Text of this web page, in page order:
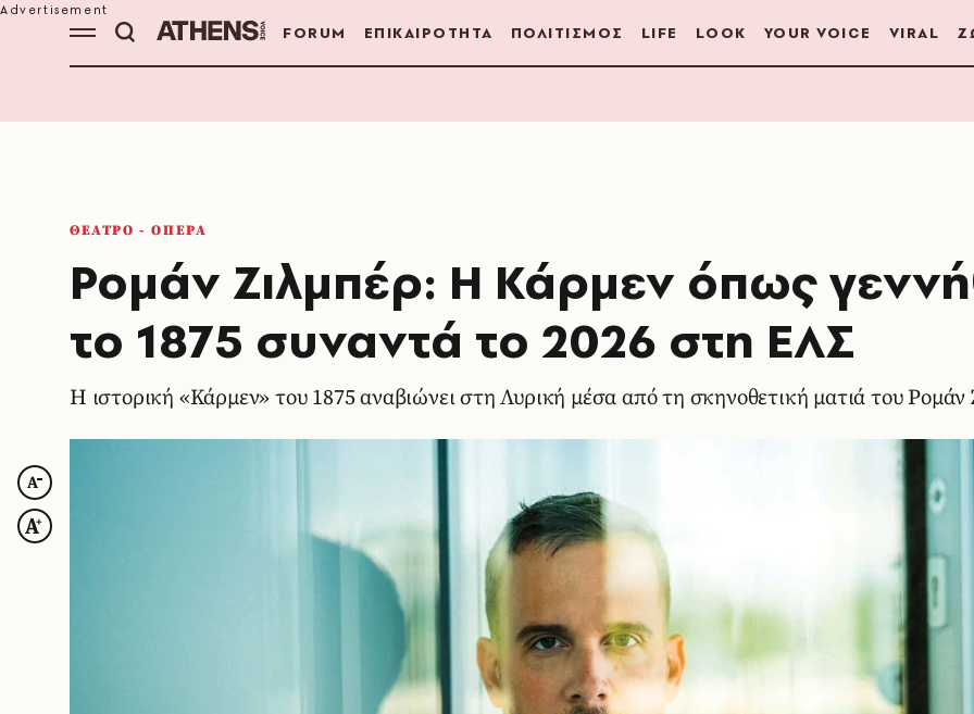
FORUM ΕΠΙΚΑΙΡΟΤΗΤΑ ΠΟΛΙΤΙΣΜΟΣ LIFE LOOK YOUR VOICE VIRAL
ΘΕΑΤΡΟ - ΟΠΕΡΑ
Ρομάν Ζιλμπέρ: Η Κάρμεν όπως
το 1875 συναντά το 2026 στη ΕΛΣ
Η ιστορική «Κάρμεν» του 1875 αναβιώνει στη Λυρική μέσα από τη σκηνοθετική ματιά του Ρομάν